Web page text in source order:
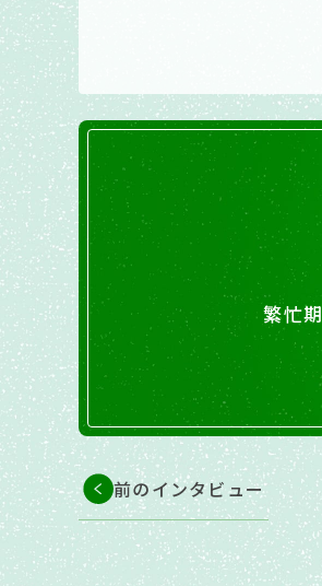
繁忙
前のインタビュー